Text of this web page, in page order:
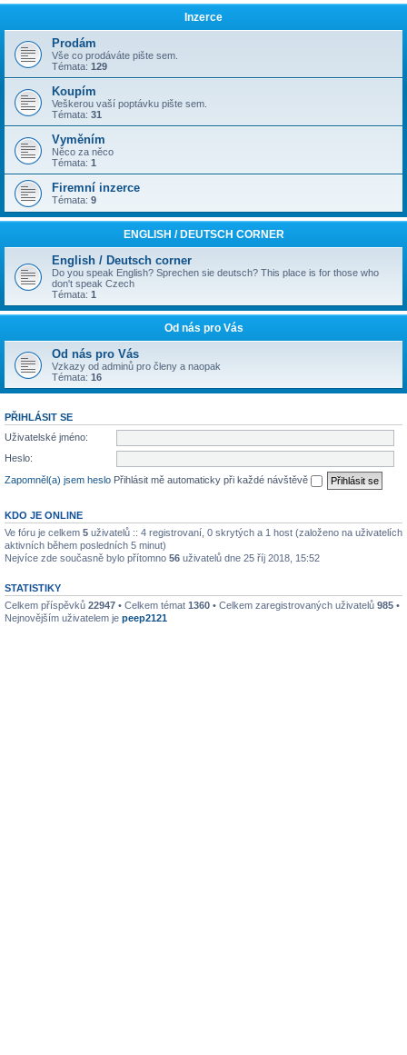
Inzerce
Prodám
Vše co prodáváte pište sem.
Témata: 129
Koupím
Veškerou vaší poptávku pište sem.
Témata: 31
Vyměním
Něco za něco
Témata: 1
Firemní inzerce
Témata: 9
ENGLISH / DEUTSCH CORNER
English / Deutsch corner
Do you speak English? Sprechen sie deutsch? This place is for those who
don't speak Czech
Témata: 1
Od nás pro Vás
Od nás pro Vás
Vzkazy od adminů pro členy a naopak
Témata: 16
PŘIHLÁSIT SE
Uživatelské jméno:
Heslo:
Zapomněl(a) jsem heslo Přihlásit mě automaticky při každé návštěvě
KDO JE ONLINE
Ve fóru je celkem 5 uživatelů :: 4 registrovaní, 0 skrytých a 1 host (založeno na uživatelích
aktivních během posledních 5 minut)
Nejvíce zde současně bylo přítomno 56 uživatelů dne 25 říj 2018, 15:52
STATISTIKY
Celkem příspěvků 22947 • Celkem témat 1360 • Celkem zaregistrovaných uživatelů 985 •
Nejnovějším uživatelem je peep2121